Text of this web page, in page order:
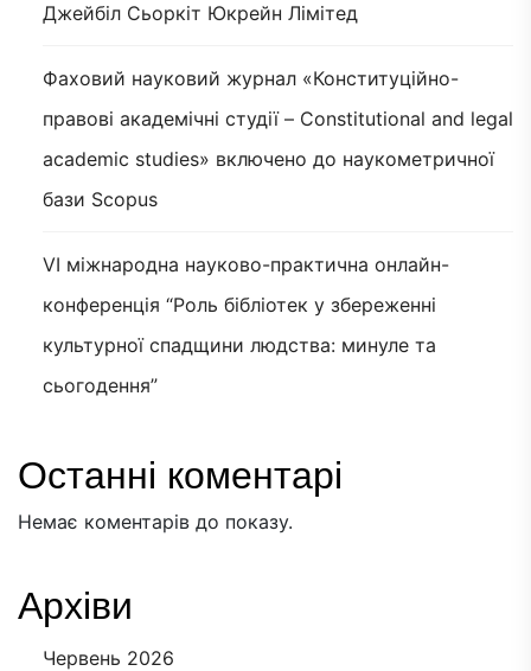
Джейбіл Сьоркіт Юкрейн Лімітед
Фаховий науковий журнал «Конституційно-
правові академічні студії – Constitutional and legal
academic studies» включено до наукометричної
бази Scopus
VI міжнародна науково-практична онлайн-
конференція “Роль бібліотек у збереженні
культурної спадщини людства: минуле та
сьогодення”
Останні коментарі
Немає коментарів до показу.
Архіви
Червень 2026